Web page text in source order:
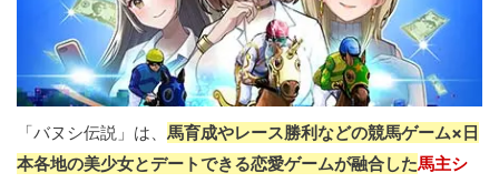
「バヌシ伝説」は、 馬育成やレース勝利などの競馬ゲーム×日
本各地の美少女とデートできる恋愛ゲームが融合した馬主シ